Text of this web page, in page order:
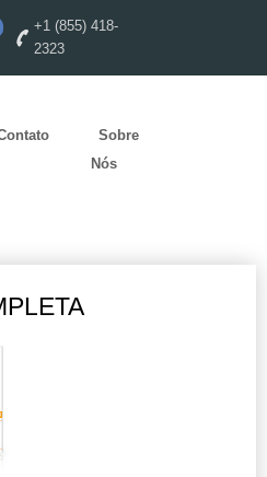
+1 (855) 418-
2323
Sobre
Nós